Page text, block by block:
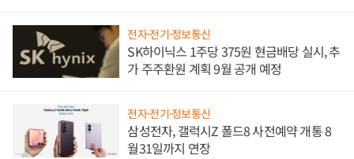
전자·전기·정보통신
SK하이닉스 1주당 375원 현금배당 실시, 추
가 주주환원 계획 9월 공개 예정
전자·전기·정보통신
삼성전자, 갤럭시Z 폴드8 사전예약 개통 8
월31일까지 연장